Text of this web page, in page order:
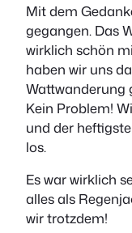
Mit dem
gegangen. Das
wirklich schön
haben wir uns
Wattwanderung
Kein Problem!
und der
los.
Es war wirklich
alles als
wir trotzdem!